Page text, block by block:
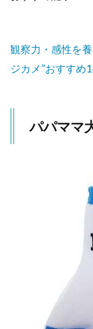
観察力・感性を
ジカメ”おすすめ
パパママ